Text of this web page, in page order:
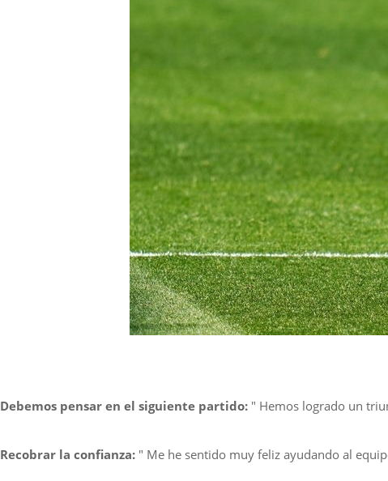
Debemos pensar en el siguiente partido: " Hemos logrado un
Recobrar la confianza: " Me he sentido muy feliz ayudando al